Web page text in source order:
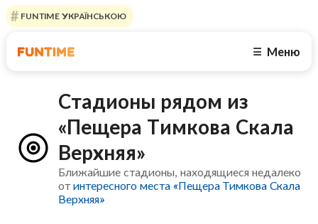
FUNTIME УКРАЇНСЬКОЮ
☰ Меню
Стадионы рядом из
«Пещера Тимкова Скала
Верхняя»
Ближайшие стадионы, находящиеся недалеко
отинтересного места «Пещера Тимкова Скала
Верхняя»